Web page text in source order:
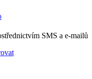
SMS a e-mailů